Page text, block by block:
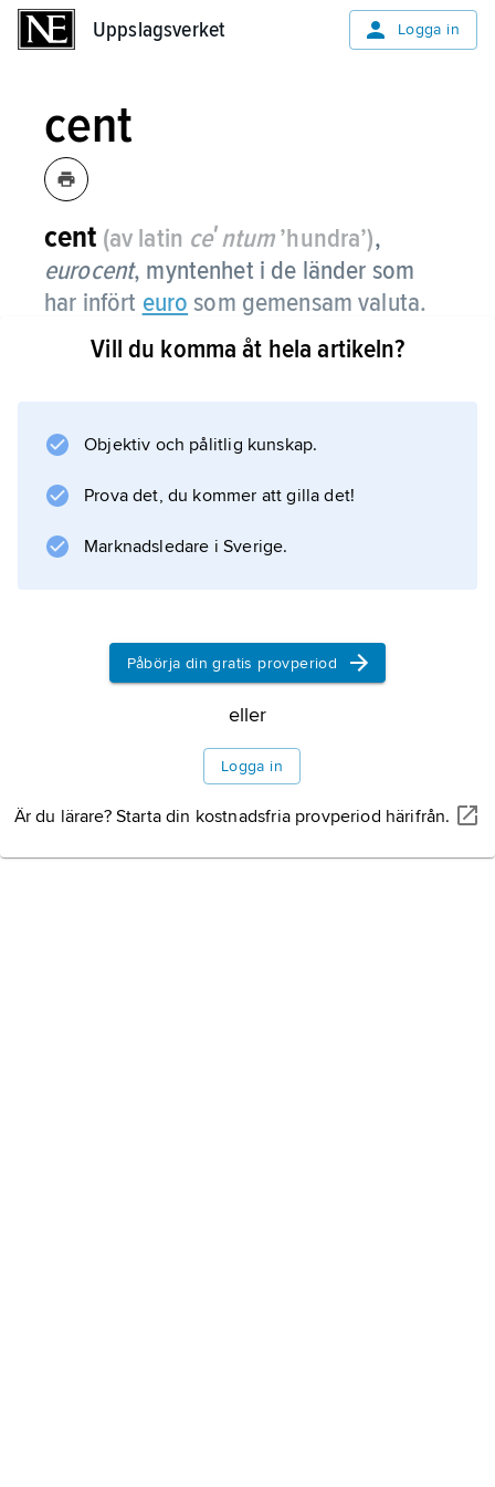
Uppslagsverket Logga in
cent
cent (av latin ceʹntum’hundra’),
eurocent, myntenhet i de länder som
har infört euro som gemensam valuta.
100 cent=1 euro.
Vill du komma åt hela artikeln?
Objektiv och pålitlig kunskap.
Prova det, du kommer att gilla det!
Marknadsledare i Sverige.
Påbörja din gratis provperiod
eller
Logga in
Är du lärare? Starta din kostnadsfria provperiod härifrån.